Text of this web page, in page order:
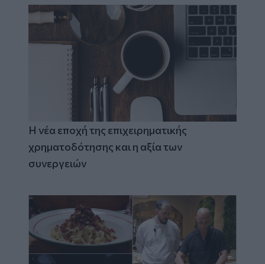
Η νέα εποχή της επιχειρηματικής
χρηματοδότησης και η αξία των
συνεργειών